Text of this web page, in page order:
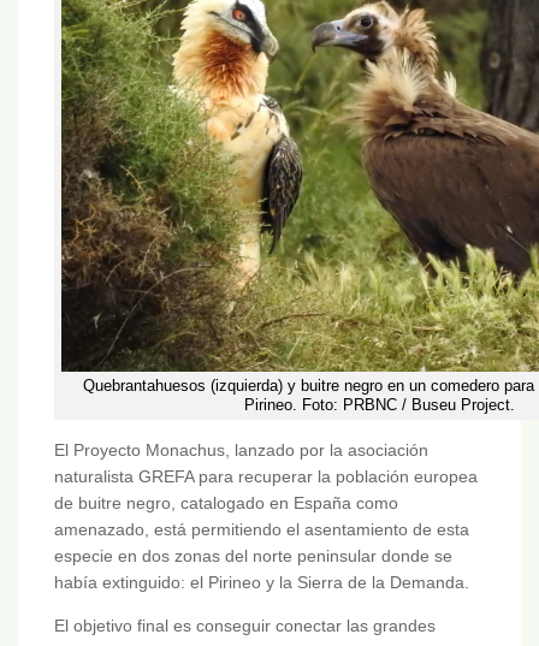
Quebrantahuesos (izquierda) y buitre negro en un comedero
Pirineo. Foto: PRBNC / Buseu Project.
El Proyecto Monachus, lanzado por la asociación
naturalista GREFA para recuperar la población europea
de buitre negro, catalogado en España como
amenazado, está permitiendo el asentamiento de esta
especie en dos zonas del norte peninsular donde se
había extinguido: el Pirineo y la Sierra de la Demanda.
El objetivo final es conseguir conectar las grandes